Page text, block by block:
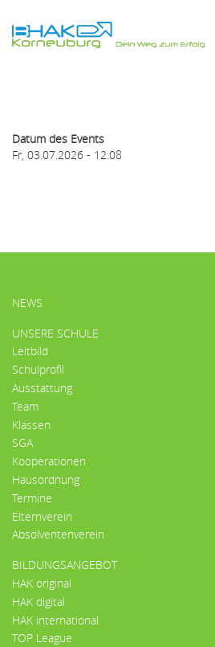
zum
Inhalt
Datum des Events
Fr, 03.07.2026 - 12:08
HAUPTMENÜ
NEWS
UNSERE SCHULE
Leitbild
Schulprofil
Ausstattung
Team
Klassen
SGA
Kooperationen
Hausordnung
Termine
Elternverein
Absolventenverein
BILDUNGSANGEBOT
HAK original
HAK digital
HAK international
TOP League